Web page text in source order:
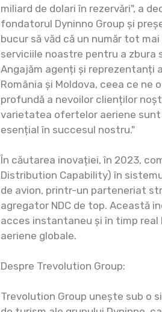
miliard de dolari în rezervări", a
fondatorul Dyninno Group și
bucur să văd că un număr tot
serviciile noastre pentru a zbura
Angajăm agenți și reprezentanți
România și Moldova, ceea ce ne
profundă a nevoilor clienților
varietatea ofertelor aeriene sunt
esențial în succesul nostru."
În căutarea inovației, în 2023,
Distribution Capability) în
de avion, printr-un parteneriat
agregator NDC de top. Această
acces instantaneu și în timp real
aeriene globale.
Despre Trevolution Group:
Trevolution Group unește sub o